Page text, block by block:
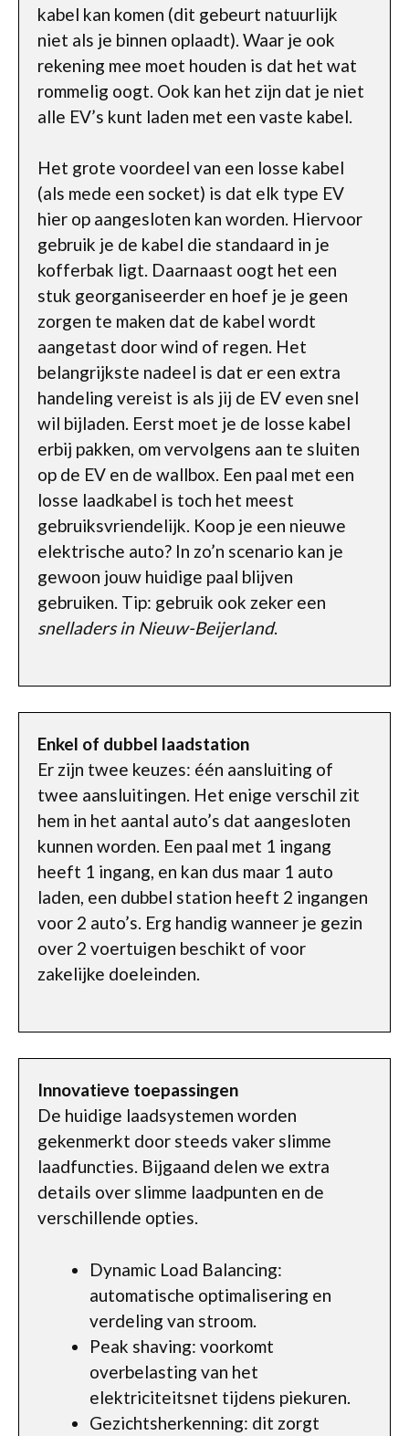
kabel kan komen (dit gebeurt natuurlijk
niet als je binnen oplaadt). Waar je ook
rekening mee moet houden is dat het wat
rommelig oogt. Ook kan het zijn dat je niet
alle EV’s kunt laden met een vaste kabel.
Het grote voordeel van een losse kabel
(als mede een socket) is dat elk type EV
hier op aangesloten kan worden. Hiervoor
gebruik je de kabel die standaard in je
kofferbak ligt. Daarnaast oogt het een
stuk georganiseerder en hoef je je geen
zorgen te maken dat de kabel wordt
aangetast door wind of regen. Het
belangrijkste nadeel is dat er een extra
handeling vereist is als jij de EV even snel
wil bijladen. Eerst moet je de losse kabel
erbij pakken, om vervolgens aan te sluiten
op de EV en de wallbox. Een paal met een
losse laadkabel is toch het meest
gebruiksvriendelijk. Koop je een nieuwe
elektrische auto? In zo’n scenario kan je
gewoon jouw huidige paal blijven
gebruiken. Tip: gebruik ook zeker een
snelladers in Nieuw-Beijerland.
Enkel of dubbel laadstation
Er zijn twee keuzes: één aansluiting of
twee aansluitingen. Het enige verschil zit
hem in het aantal auto’s dat aangesloten
kunnen worden. Een paal met 1 ingang
heeft 1 ingang, en kan dus maar 1 auto
laden, een dubbel station heeft 2 ingangen
voor 2 auto’s. Erg handig wanneer je gezin
over 2 voertuigen beschikt of voor
zakelijke doeleinden.
Innovatieve toepassingen
De huidige laadsystemen worden
gekenmerkt door steeds vaker slimme
laadfuncties. Bijgaand delen we extra
details over slimme laadpunten en de
verschillende opties.
Dynamic Load Balancing:
automatische optimalisering en
verdeling van stroom.
Peak shaving: voorkomt
overbelasting van het
elektriciteitsnet tijdens piekuren.
Gezichtsherkenning: dit zorgt